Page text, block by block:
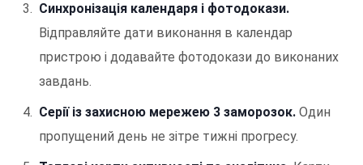
Синхронізація календаря і фотодокази.
Відправляйте дати виконання в календар
пристрою і додавайте фотодокази до виконаних
завдань.
Серії із захисною мережею 3 заморозок. Один
пропущений день не зітре тижні прогресу.